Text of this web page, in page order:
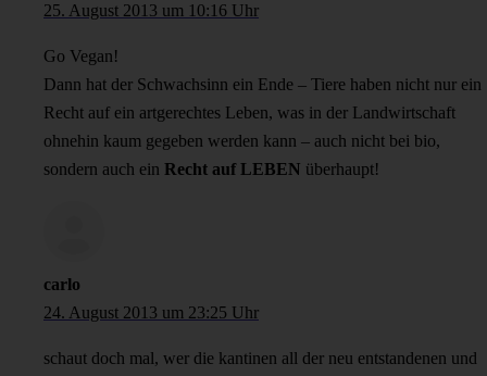
25. August 2013 um 10:16 Uhr
Go Vegan!
Dann hat der Schwachsinn ein Ende – Tiere haben nicht nur ein
Recht auf ein artgerechtes Leben, was in der Landwirtschaft
ohnehin kaum gegeben werden kann – auch nicht bei bio,
sondern auch ein Recht auf LEBEN überhaupt!
carlo
24. August 2013 um 23:25 Uhr
schaut doch mal, wer die kantinen all der neu entstandenen und